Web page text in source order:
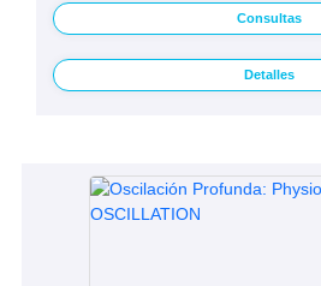
Consultas
Detalles